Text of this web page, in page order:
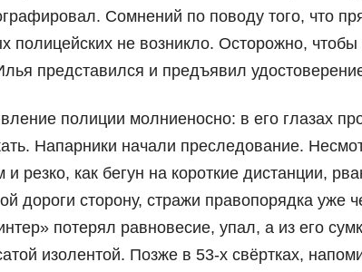
Сомнений по поводу того, что
полицейских не возникло. Осторожно, чтобы
представился и предъявил
полиции молниеносно: в его глазах
Напарники начали преследование.
резко, как бегун на короткие дистанции,
дороги сторону, стражи правопорядка уже
потерял равновесие, упал, а из его
изолентой. Позже в 53-х свёртках,